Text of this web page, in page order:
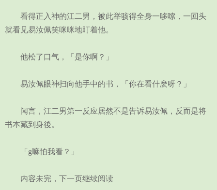
看得正入神的江二男，被此举骇得全身一哆嗦，一回头
就看见易汝佩笑咪咪地盯着他。
他松了口气，「是你啊？」
易汝佩眼神扫向他手中的书，「你在看什麽呀？」
闻言，江二男第一反应居然不是告诉易汝佩，反而是将
书本藏到身後。
「g嘛怕我看？」
内容未完，下一页继续阅读